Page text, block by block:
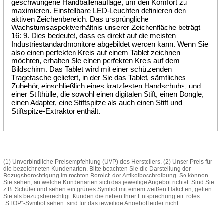
geschwungene Handballenauflage, um den Komfort zu
maximieren. Einstellbare LED-Leuchten definieren den
aktiven Zeichenbereich. Das ursprüngliche
Wachstumsaspektverhältnis unserer Zeichenfläche beträgt
16: 9. Dies bedeutet, dass es direkt auf die meisten
Industriestandardmonitore abgebildet werden kann. Wenn Sie
also einen perfekten Kreis auf einem Tablet zeichnen
möchten, erhalten Sie einen perfekten Kreis auf dem
Bildschirm. Das Tablet wird mit einer schützenden
Tragetasche geliefert, in der Sie das Tablet, sämtliches
Zubehör, einschließlich eines kratzfesten Handschuhs, und
einer Stifthülle, die sowohl einen digitalen Stift, einen Dongle,
einen Adapter, eine Stiftspitze als auch einen Stift und
Stiftspitze-Extraktor enthält.
(1) Unverbindliche Preisempfehlung (UVP) des Herstellers. (2) Unser Preis für
die bezeichneten Kundenarten. Bitte beachten Sie die Darstellung der
Bezugsberechtigung im rechten Bereich der Artikelbeschreibung. So können
Sie sehen, an welche Kundenarten sich das jeweilige Angebot richtet. Sind Sie
z.B. Schüler und sehen ein grünes Symbol mit einem weißen Häkchen, gelten
Sie als bezugsberechtigt. Kunden die neben Ihrer Entsprechung ein rotes
„STOP“-Symbol sehen, sind für das jeweilige Angebot leider nicht